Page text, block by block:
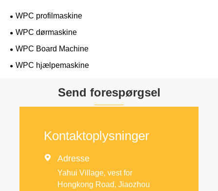
WPC profilmaskine
WPC dørmaskine
WPC Board Machine
WPC hjælpemaskine
Send forespørgsel
Kontaktoplysninger
 Adresse
Yahui Village, vest for
Hongkong Road, Jiaozhou